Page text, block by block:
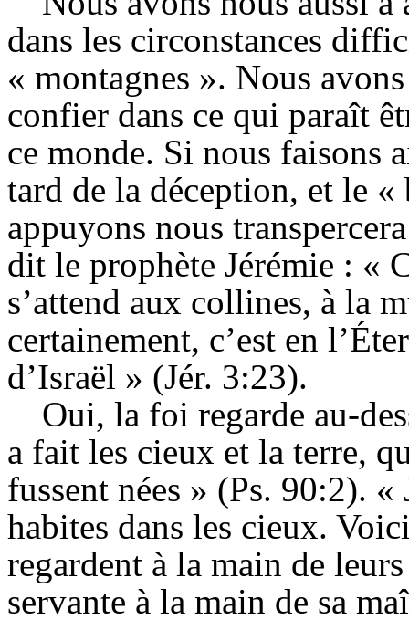
dans les circonstances
« montagnes ». Nous
confier dans ce qui paraît
ce monde. Si nous faisons
tard de la déception, et le
appuyons nous
dit le prophète Jérémie : «
s’attend aux collines, à la
certainement, c’est en
d’Israël » (Jér. 3:23).
Oui, la foi regarde au-
a fait les cieux et la terre,
fussent nées » (Ps. 90:2). «
habites dans les cieux.
regardent à la main de
servante à la main de sa